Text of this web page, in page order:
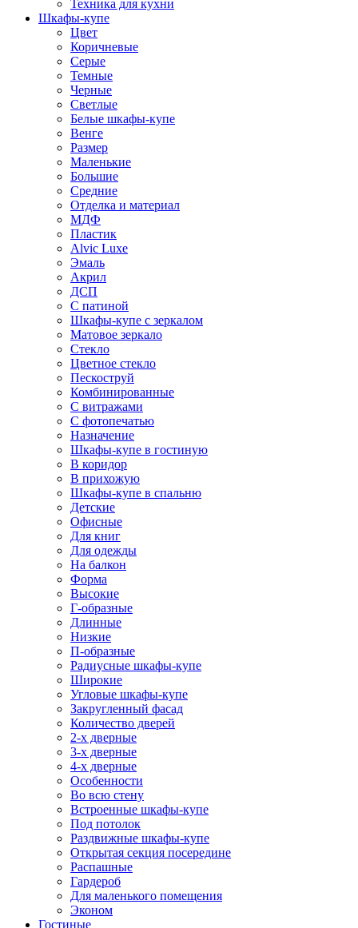
Техника для кухни
Шкафы-купе
Цвет
Коричневые
Серые
Темные
Черные
Светлые
Белые шкафы-купе
Венге
Размер
Маленькие
Большие
Средние
Отделка и материал
МДФ
Пластик
Alvic Luxe
Эмаль
Акрил
ДСП
С патиной
Шкафы-купе с зеркалом
Матовое зеркало
Стекло
Цветное стекло
Пескоструй
Комбинированные
С витражами
С фотопечатью
Назначение
Шкафы-купе в гостиную
В коридор
В прихожую
Шкафы-купе в спальню
Детские
Офисные
Для книг
Для одежды
На балкон
Форма
Высокие
Г-образные
Длинные
Низкие
П-образные
Радиусные шкафы-купе
Широкие
Угловые шкафы-купе
Закругленный фасад
Количество дверей
2-х дверные
3-х дверные
4-х дверные
Особенности
Во всю стену
Встроенные шкафы-купе
Под потолок
Раздвижные шкафы-купе
Открытая секция посередине
Распашные
Гардероб
Для маленького помещения
Эконом
Гостиные